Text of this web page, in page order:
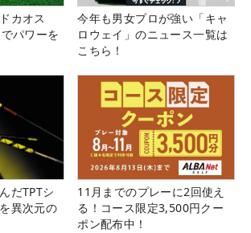
カオス
パワーを
今年も男女プロが強い「キャ
ロウェイ」のニュース一覧は
こちら！
だTPTシ
異次元の
11月までのプレーに2回使え
る！コース限定3,500円クー
ポン配布中！